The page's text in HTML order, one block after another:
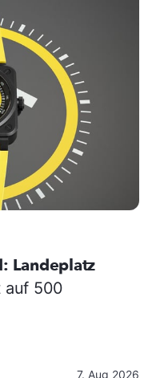
Landeplatz
auf 500
7. Aug 2026